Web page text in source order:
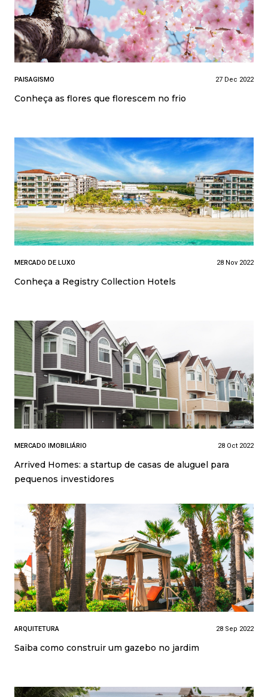
PAISAGISMO 27 Dec 2022
Conheça as flores que florescem no frio
MERCADO DE LUXO 28 Nov 2022
Conheça a Registry Collection Hotels
MERCADO IMOBILIÁRIO 28 Oct 2022
Arrived Homes: a startup de casas de aluguel para
pequenos investidores
ARQUITETURA 28 Sep 2022
Saiba como construir um gazebo no jardim